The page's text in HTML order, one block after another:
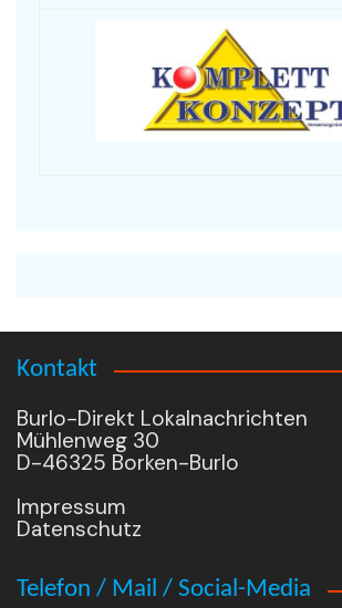
Kontakt
Burlo-Direkt Lokalnachrichten
Mühlenweg 30
D-46325 Borken-Burlo
Impressum
Datenschutz
Telefon / Mail / Social-Media